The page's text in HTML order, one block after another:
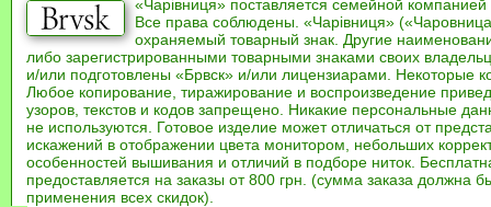
«Чарівниця» поставляется семейной компанией
Все права соблюдены. «Чарівниця»
охраняемый товарный знак. Другие
либо зарегистрированными товарными знаками своих
и/или подготовлены «Брвск» и/или лицензиарами. Некоторые
Любое копирование, тиражирование и воспроизведение
узоров, текстов и кодов запрещено. Никакие персональные
не используются. Готовое изделие может отличаться от
искажений в отображении цвета монитором, небольших
особенностей вышивания и отличий в подборе ниток.
предоставляется на заказы от 800 грн. (сумма заказа должна
применения всех скидок).